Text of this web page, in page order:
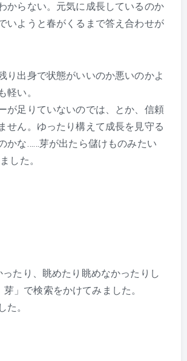
からない。元気に成長しているのか
いようと春がくるまで答え合わせが
り出身で状態がいいのか悪いのかよ
軽い。
が足りていないのでは、とか、信頼
せん。ゆったり構えて成長を見守る
かな……芽が出たら儲けものみたい
した。
たり、眺めたり眺めなかったりし
」で検索をかけてみました。
た。